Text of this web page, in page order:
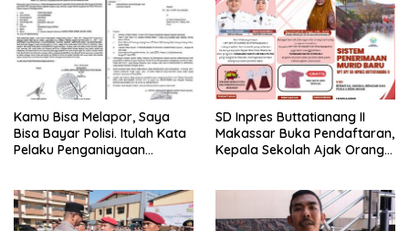
Kamu Bisa Melapor, Saya
Bisa Bayar Polisi. Itulah Kata
Pelaku Penganiayaan
Ini Belum Di Tangkap
SD Inpres Buttatianang II
Makassar Buka Pendaftaran,
Kepala Sekolah Ajak Orang